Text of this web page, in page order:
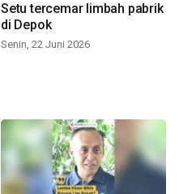
Setu tercemar limbah pabrik
di Depok
Senin, 22 Juni 2026